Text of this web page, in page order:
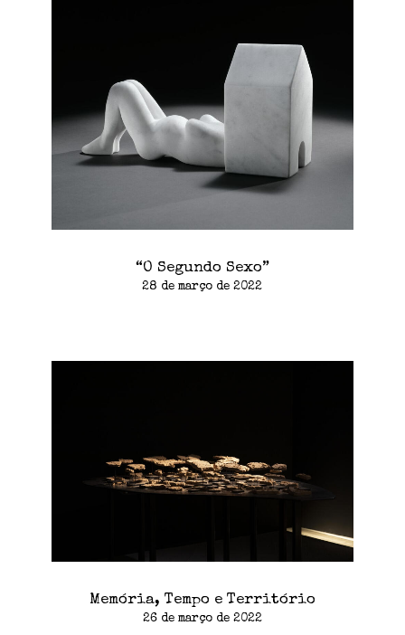
“O Segundo Sexo”
28 de março de 2022
Memória, Tempo e Território
26 de março de 2022